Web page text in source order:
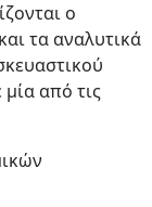
ο
τα αναλυτικά
από τις